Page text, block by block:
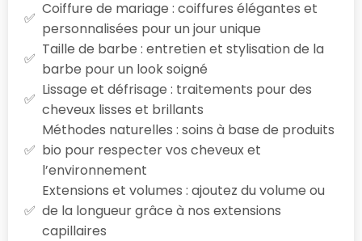
Coiffure de mariage : coiffures élégantes et
personnalisées pour un jour unique
Taille de barbe : entretien et stylisation de la
barbe pour un look soigné
Lissage et défrisage : traitements pour des
cheveux lisses et brillants
Méthodes naturelles : soins à base de produits
bio pour respecter vos cheveux et
l’environnement
Extensions et volumes : ajoutez du volume ou
de la longueur grâce à nos extensions
capillaires